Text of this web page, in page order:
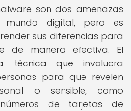
son dos amenazas
digital, pero es
sus diferencias para
de manera efectiva. El
técnica que involucra
para que revelen
o sensible, como
de tarjetas de